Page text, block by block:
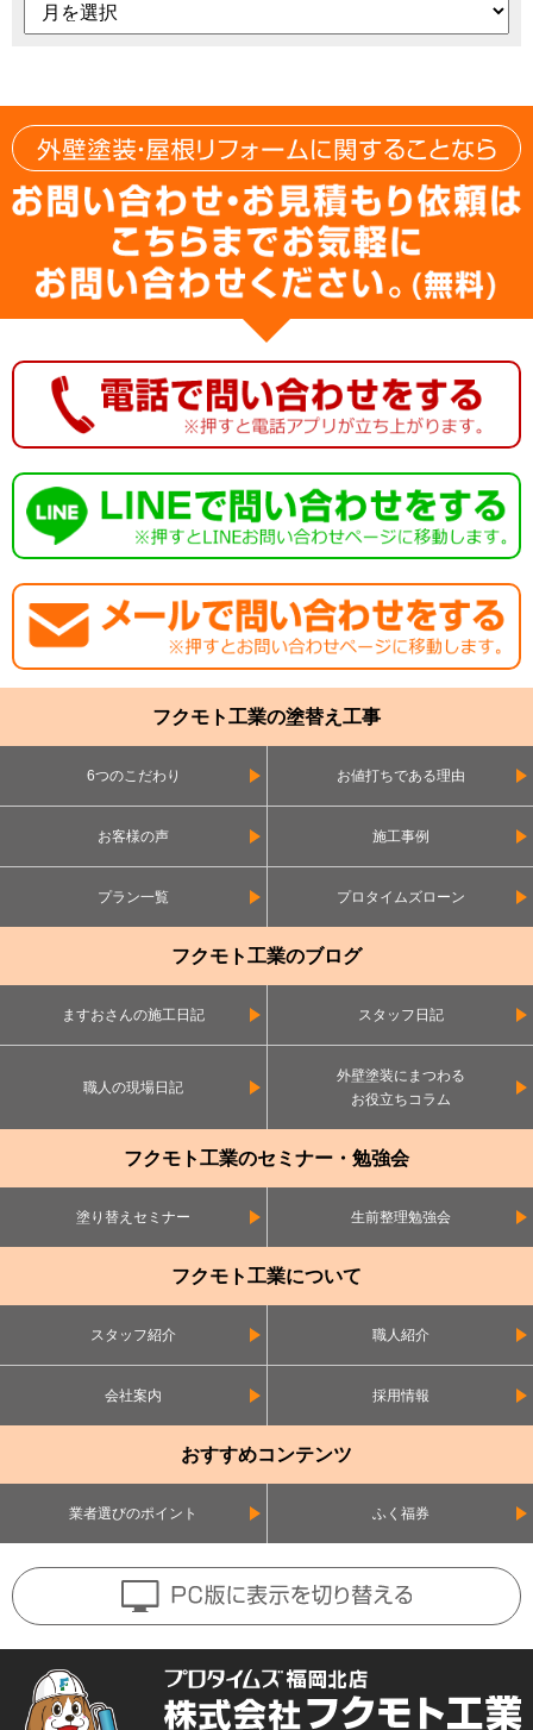
フクモト工業の塗替え工事
6つのこだわり お値打ちである理由
お客様の声 施工事例
プラン一覧 プロタイムズローン
フクモト工業のブログ
ますおさんの施工日記 スタッフ日記
職人の現場日記
外壁塗装にまつわる
お役立ちコラム
フクモト工業のセミナー・勉強会
塗り替えセミナー 生前整理勉強会
フクモト工業について
スタッフ紹介 職人紹介
会社案内 採用情報
おすすめコンテンツ
業者選びのポイント ふく福券